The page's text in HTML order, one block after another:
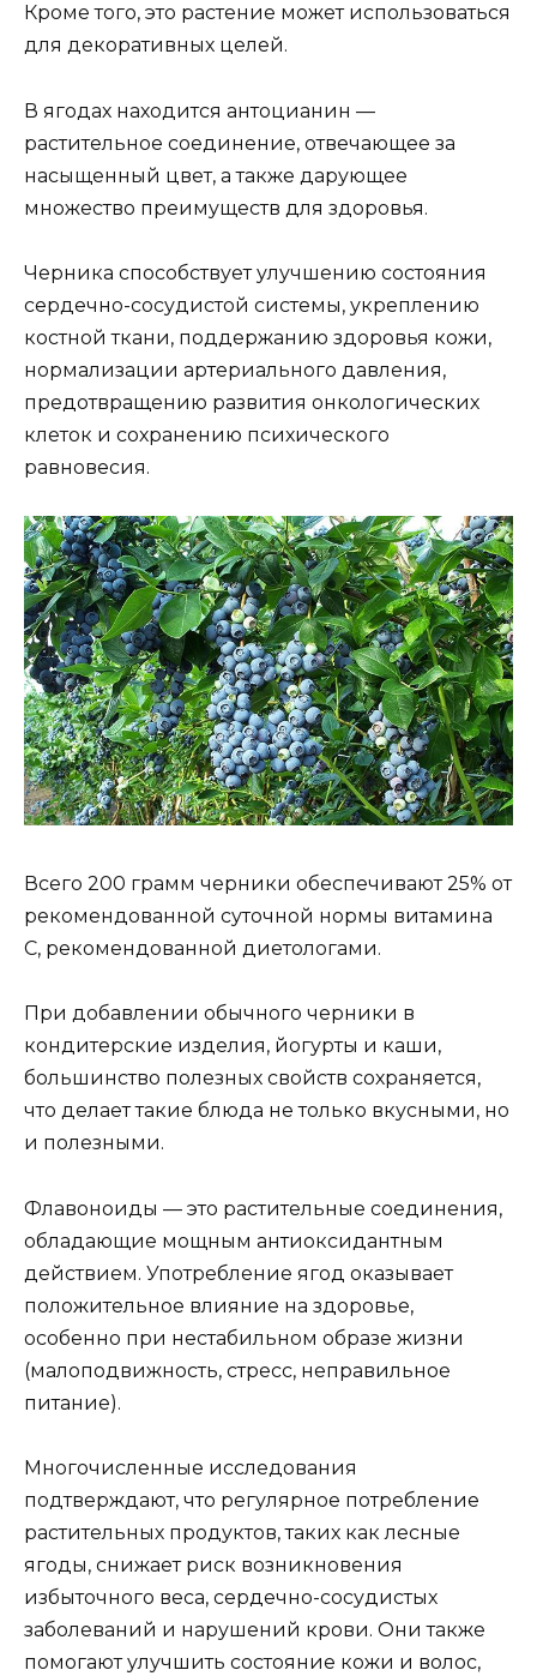
Кроме того, это растение может использоваться
для декоративных целей.
В ягодах находится антоцианин —
растительное соединение, отвечающее за
насыщенный цвет, а также дарующее
множество преимуществ для здоровья.
Черника способствует улучшению состояния
сердечно-сосудистой системы, укреплению
костной ткани, поддержанию здоровья кожи,
нормализации артериального давления,
предотвращению развития онкологических
клеток и сохранению психического
равновесия.
Всего 200 грамм черники обеспечивают 25% от
рекомендованной суточной нормы витамина
С, рекомендованной диетологами.
При добавлении обычного черники в
кондитерские изделия, йогурты и каши,
большинство полезных свойств сохраняется,
что делает такие блюда не только вкусными, но
и полезными.
Флавоноиды — это растительные соединения,
обладающие мощным антиоксидантным
действием. Употребление ягод оказывает
положительное влияние на здоровье,
особенно при нестабильном образе жизни
(малоподвижность, стресс, неправильное
питание).
Многочисленные исследования
подтверждают, что регулярное потребление
растительных продуктов, таких как лесные
ягоды, снижает риск возникновения
избыточного веса, сердечно-сосудистых
заболеваний и нарушений крови. Они также
помогают улучшить состояние кожи и волос,